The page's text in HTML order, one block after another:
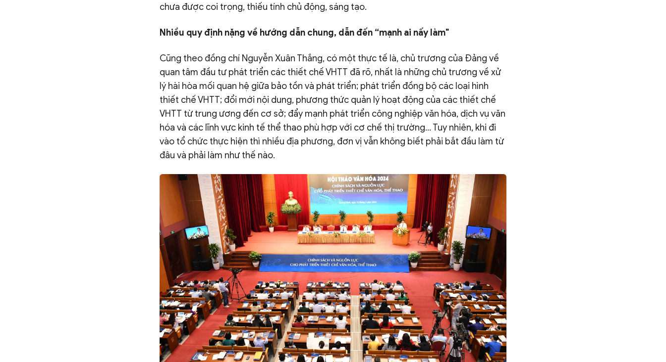
chưa được coi trọng, thiếu tính chủ động, sáng tạo.
Nhiều quy định nặng về hướng dẫn chung, dẫn đến “mạnh ai nấy làm"
Cũng theo đồng chí Nguyễn Xuân Thắng, có một thực tế là, chủ trương của Đảng về
quan tâm đầu tư phát triển các thiết chế VHTT đã rõ, nhất là những chủ trương về xử
lý hài hòa mối quan hệ giữa bảo tồn và phát triển; phát triển đồng bộ các loại hình
thiết chế VHTT; đổi mới nội dung, phương thức quản lý hoạt động của các thiết chế
VHTT từ trung ương đến cơ sở; đẩy mạnh phát triển công nghiệp văn hóa, dịch vụ văn
hóa và các lĩnh vực kinh tế thể thao phù hợp với cơ chế thị trường… Tuy nhiên, khi đi
vào tổ chức thực hiện thì nhiều địa phương, đơn vị vẫn không biết phải bắt đầu làm từ
đâu và phải làm như thế nào.